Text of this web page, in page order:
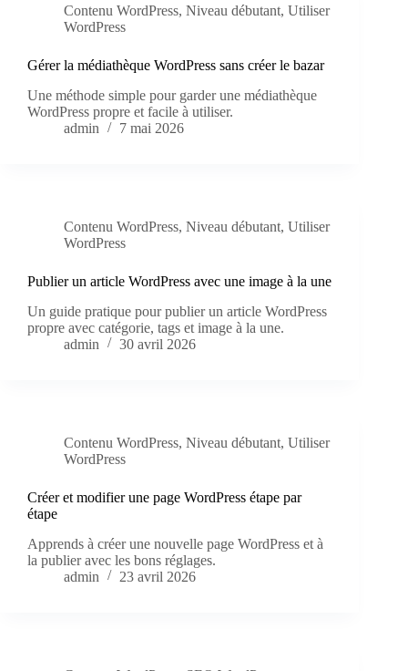
Contenu WordPress, Niveau débutant, Utiliser
WordPress
Gérer la médiathèque WordPress sans créer le bazar
Une méthode simple pour garder une médiathèque
WordPress propre et facile à utiliser.
admin
7 mai 2026
Contenu WordPress, Niveau débutant, Utiliser
WordPress
Publier un article WordPress avec une image à la une
Un guide pratique pour publier un article WordPress
propre avec catégorie, tags et image à la une.
admin
30 avril 2026
Contenu WordPress, Niveau débutant, Utiliser
WordPress
Créer et modifier une page WordPress étape par
étape
Apprends à créer une nouvelle page WordPress et à
la publier avec les bons réglages.
admin
23 avril 2026